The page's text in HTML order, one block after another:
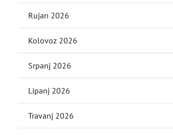
Rujan 2026
Kolovoz 2026
Srpanj 2026
Lipanj 2026
Travanj 2026